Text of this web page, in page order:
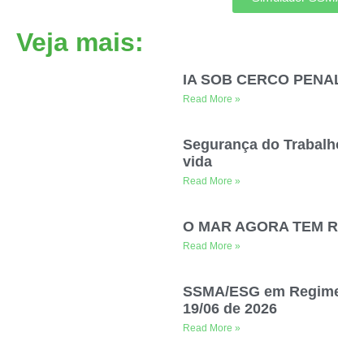
Veja mais:
IA SOB CERCO
Read More »
Segurança do
vida
Read More »
O MAR AGORA TEM
Read More »
SSMA/ESG em
19/06 de 2026
Read More »